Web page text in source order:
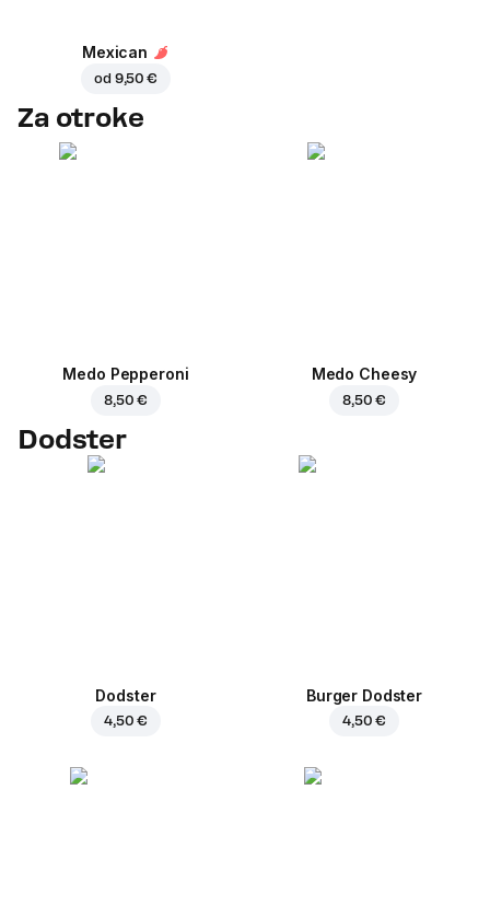
Mexican
od 9,50 €
Za otroke
Medo Pepperoni
8,50 €
Medo Cheesy
8,50 €
Dodster
Dodster
4,50 €
Burger Dodster
4,50 €